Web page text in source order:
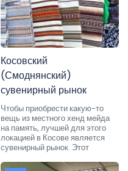
Косовский
(Смоднянский)
сувенирный рынок
Чтобы приобрести какую-то
вещь из местного хенд мейда
на память, лучшей для этого
локацией в Косове является
сувенирный рынок. Этот